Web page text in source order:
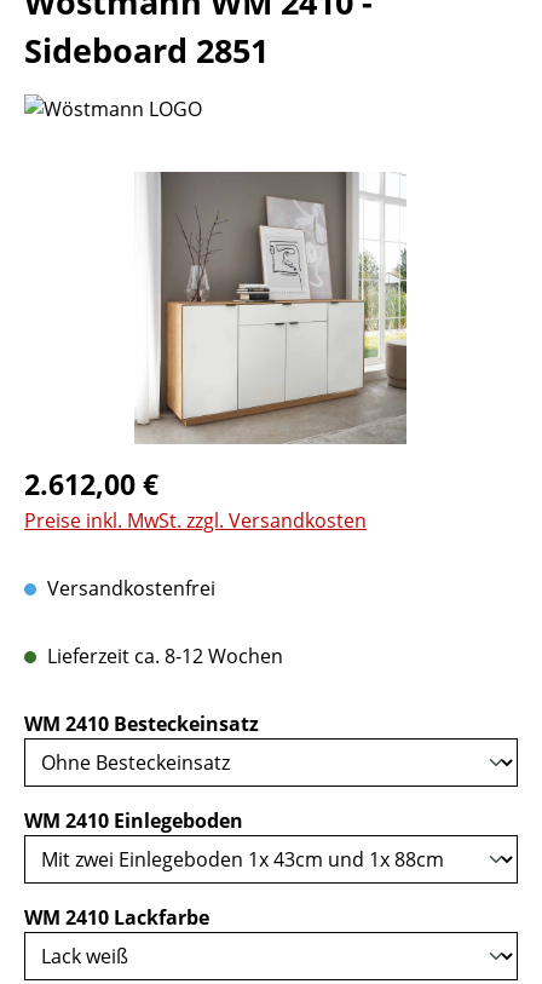
Sideboard 2851
Bildergalerie überspringen
Regulärer Preis:
2.612,00 €
Preise inkl. MwSt. zzgl. Versandkosten
Versandkostenfrei
Lieferzeit ca. 8-12 Wochen
WM 2410 Besteckeinsatzauswählen
WM 2410 Einlegeboden
WM 2410 Lackfarbeauswählen